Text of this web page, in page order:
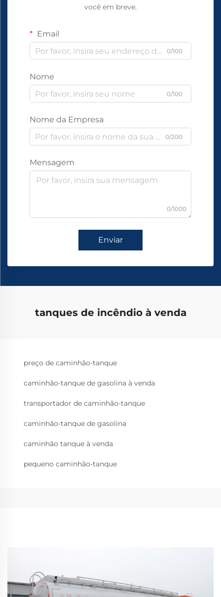
você em breve.
Email
0/100
Nome
0/100
Nome da Empresa
0/200
Mensagem
0/1000
Enviar
tanques de incêndio à venda
preço de caminhão-tanque
caminhão-tanque de gasolina à venda
transportador de caminhão-tanque
caminhão-tanque de gasolina
caminhão tanque à venda
pequeno caminhão-tanque